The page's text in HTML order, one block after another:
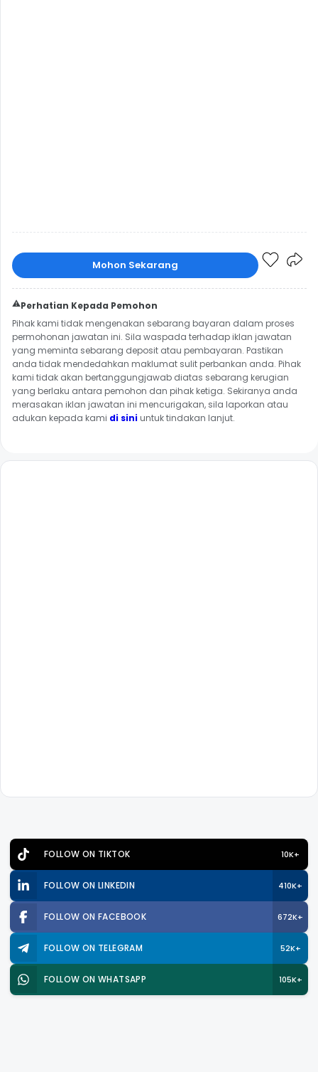
Mohon Sekarang
⚠️Perhatian Kepada Pemohon
Pihak kami tidak mengenakan sebarang bayaran dalam proses
permohonan jawatan ini. Sila waspada terhadap iklan jawatan
yang meminta sebarang deposit atau pembayaran. Pastikan
anda tidak mendedahkan maklumat sulit perbankan anda. Pihak
kami tidak akan bertanggungjawab diatas sebarang kerugian
yang berlaku antara pemohon dan pihak ketiga. Sekiranya anda
merasakan iklan jawatan ini mencurigakan, sila laporkan atau
adukan kepada kami di sini untuk tindakan lanjut.
FOLLOW ON TIKTOK 10K+
FOLLOW ON LINKEDIN 410K+
FOLLOW ON FACEBOOK 672K+
FOLLOW ON TELEGRAM 52K+
FOLLOW ON WHATSAPP 105K+